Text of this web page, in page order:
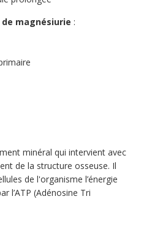
magnésiurie :
minéral qui intervient avec
de la structure osseuse. Il
de l'organisme l’énergie
l’ATP (Adénosine Tri